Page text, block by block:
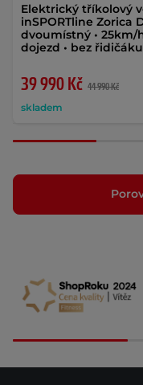
Elektrický tříkolový
inSPORTline Zorica
dvoumístný • 25km/
dojezd • bez řidičáku
39 990 Kč 44 990 Kč
skladem